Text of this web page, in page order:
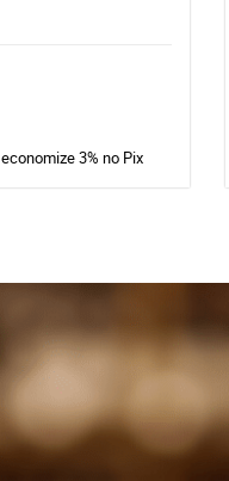
economize3% no Pix